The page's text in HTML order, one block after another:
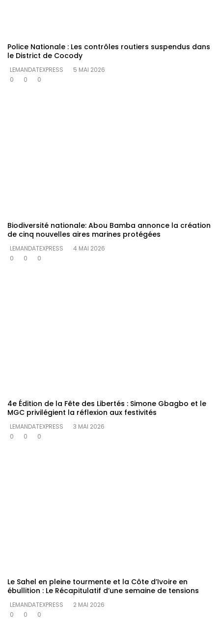
Police Nationale : Les contrôles routiers suspendus dans
le District de Cocody
LEMANDATEXPRESS
5 MAI 2026
0
0 0
Biodiversité nationale: Abou Bamba annonce la création
de cinq nouvelles aires marines protégées
LEMANDATEXPRESS
4 MAI 2026
0
0 0
4e Édition de la Fête des Libertés : Simone Gbagbo et le
MGC privilégient la réflexion aux festivités
LEMANDATEXPRESS
3 MAI 2026
0
0 0
Le Sahel en pleine tourmente et la Côte d’Ivoire en
ébullition : Le Récapitulatif d’une semaine de tensions
LEMANDATEXPRESS
2 MAI 2026
0
0 0